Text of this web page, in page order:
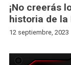
¡No creerás
historia de la
12 septiembre, 2023